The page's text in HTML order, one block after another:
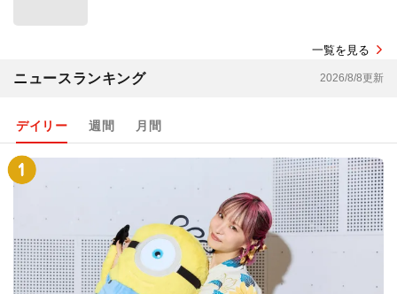
一覧を見る
ニュースランキング 2026/8/8更新
デイリー 週間 月間